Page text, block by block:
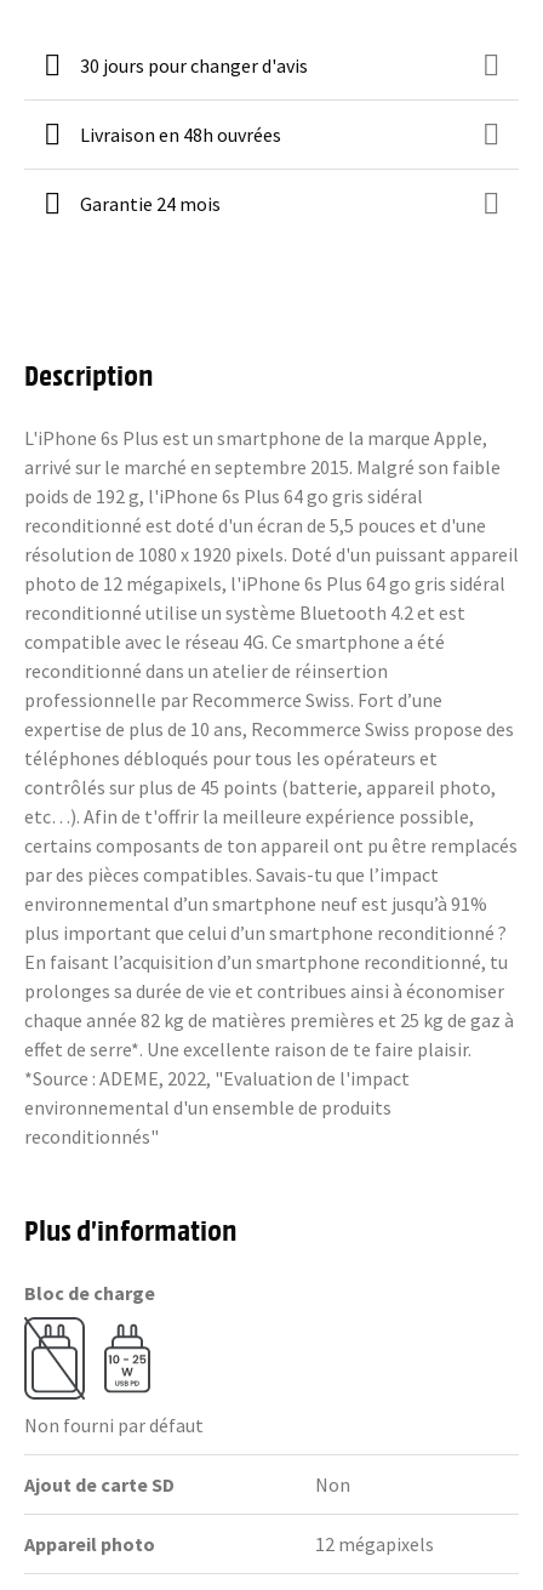
30 jours pour changer d'avis
Livraison en 48h ouvrées
Garantie 24 mois
Description
L'iPhone 6s Plus est un smartphone de la marque Apple,
arrivé sur le marché en septembre 2015. Malgré son faible
poids de 192 g, l'iPhone 6s Plus 64 go gris sidéral
reconditionné est doté d'un écran de 5,5 pouces et d'une
résolution de 1080 x 1920 pixels. Doté d'un puissant appareil
photo de 12 mégapixels, l'iPhone 6s Plus 64 go gris sidéral
reconditionné utilise un système Bluetooth 4.2 et est
compatible avec le réseau 4G. Ce smartphone a été
reconditionné dans un atelier de réinsertion
professionnelle par Recommerce Swiss. Fort d’une
expertise de plus de 10 ans, Recommerce Swiss propose des
téléphones débloqués pour tous les opérateurs et
contrôlés sur plus de 45 points (batterie, appareil photo,
etc…). Afin de t'offrir la meilleure expérience possible,
certains composants de ton appareil ont pu être remplacés
par des pièces compatibles. Savais-tu que l’impact
environnemental d’un smartphone neuf est jusqu’à 91%
plus important que celui d’un smartphone reconditionné ?
En faisant l’acquisition d’un smartphone reconditionné, tu
prolonges sa durée de vie et contribues ainsi à économiser
chaque année 82 kg de matières premières et 25 kg de gaz à
effet de serre*. Une excellente raison de te faire plaisir.
*Source : ADEME, 2022, "Evaluation de l'impact
environnemental d'un ensemble de produits
reconditionnés"
Plus d’information
Bloc de charge
Non fourni par défaut
Ajout de carte SD Non
Appareil photo 12 mégapixels